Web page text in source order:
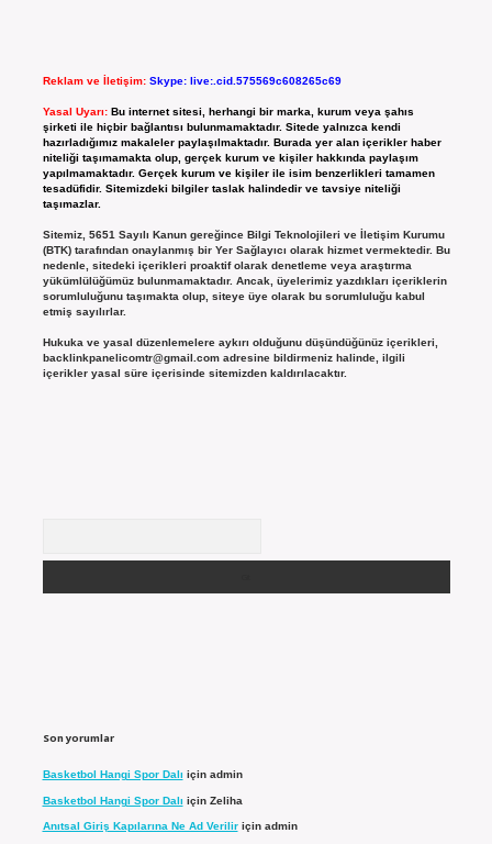
Reklam ve İletişim: Skype: live:.cid.575569c608265c69
Yasal Uyarı: Bu internet sitesi, herhangi bir marka, kurum veya şahıs
şirketi ile hiçbir bağlantısı bulunmamaktadır. Sitede yalnızca kendi
hazırladığımız makaleler paylaşılmaktadır. Burada yer alan içerikler haber
niteliği taşımamakta olup, gerçek kurum ve kişiler hakkında paylaşım
yapılmamaktadır. Gerçek kurum ve kişiler ile isim benzerlikleri tamamen
tesadüfidir. Sitemizdeki bilgiler taslak halindedir ve tavsiye niteliği
taşımazlar.
Sitemiz, 5651 Sayılı Kanun gereğince Bilgi Teknolojileri ve İletişim Kurumu
(BTK) tarafından onaylanmış bir Yer Sağlayıcı olarak hizmet vermektedir. Bu
nedenle, sitedeki içerikleri proaktif olarak denetleme veya araştırma
yükümlülüğümüz bulunmamaktadır. Ancak, üyelerimiz yazdıkları içeriklerin
sorumluluğunu taşımakta olup, siteye üye olarak bu sorumluluğu kabul
etmiş sayılırlar.
Hukuka ve yasal düzenlemelere aykırı olduğunu düşündüğünüz içerikleri,
backlinkpanelicomtr@gmail.comadresine bildirmeniz halinde, ilgili
içerikler yasal süre içerisinde sitemizden kaldırılacaktır.
Son yorumlar
Basketbol Hangi Spor Dalı için admin
Basketbol Hangi Spor Dalı için Zeliha
Anıtsal Giriş Kapılarına Ne Ad Veriliriçin admin